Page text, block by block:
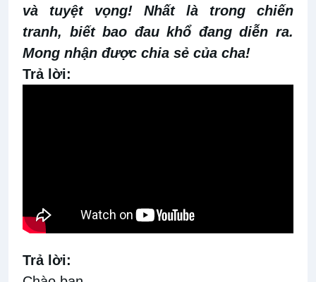
và tuyệt vọng! Nhất là trong chiến
tranh, biết bao đau khổ đang diễn ra.
Mong nhận được chia sẻ của cha!
Trả lời:
Trả lời: